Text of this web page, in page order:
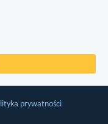
prywatności